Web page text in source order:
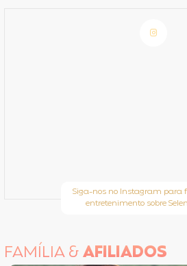
Siga-nos no Instagram para
entretenimento sobre
FAMÍLIA &AFILIADOS